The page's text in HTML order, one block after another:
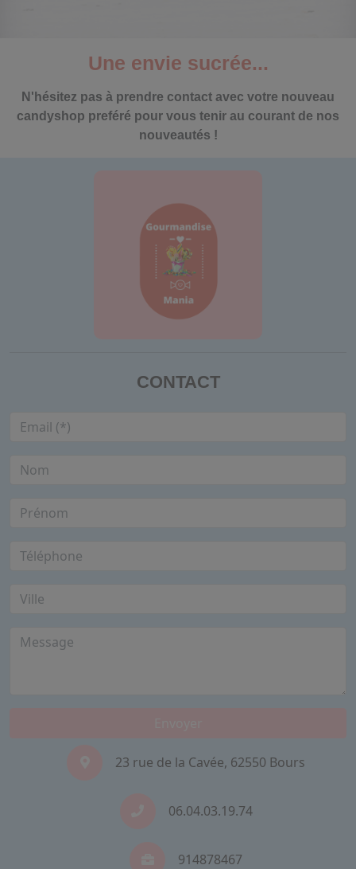
Une envie sucrée...
N'hésitez pas à prendre contact avec votre nouveau
candyshop preféré pour vous tenir au courant de nos
nouveautés !
CONTACT
23 rue de la Cavée, 62550 Bours
06.04.03.19.74
914878467